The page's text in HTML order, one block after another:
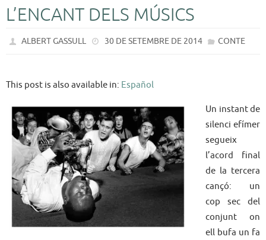
L’ENCANT DELS MÚSICS
ALBERT GASSULL 30 DE SETEMBRE DE 2014 CONTE
This post is also available in: Español
Un instant de
silenci efímer
segueix
l’acord final
de la tercera
cançó: un
cop sec del
conjunt on
ell bufa un fa